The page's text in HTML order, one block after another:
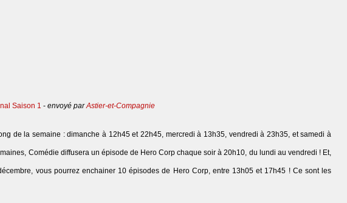
Saison 1 - envoyé parAstier-et-Compagnie
de la semaine : dimanche à 12h45 et 22h45, mercredi à 13h35, vendredi à 23h35, et samedi à
Comédie diffusera un épisode de Hero Corp chaque soir à 20h10, du lundi au vendredi ! Et,
vous pourrez enchainer 10 épisodes de Hero Corp, entre 13h05 et 17h45 ! Ce sont les